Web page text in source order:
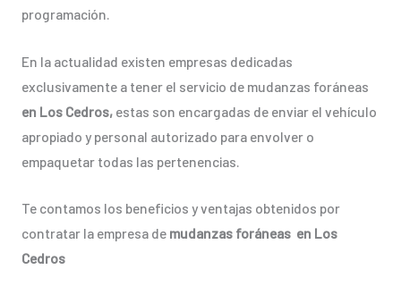
programación.
En la actualidad existen empresas dedicadas
exclusivamente a tener el servicio de mudanzas foráneas
en Los Cedros,estas son encargadas de enviar el vehículo
apropiado y personal autorizado para envolver o
empaquetar todas las pertenencias.
Te contamos los beneficios y ventajas obtenidos por
contratar la empresa de mudanzas foráneas en Los
Cedros